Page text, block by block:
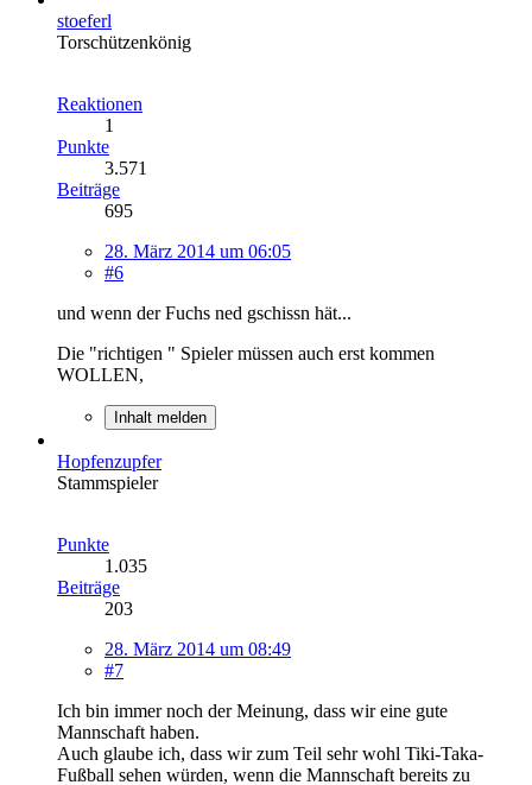
stoeferl
Torschützenkönig
Reaktionen
1
Punkte
3.571
Beiträge
695
28. März 2014 um 06:05
#6
und wenn der Fuchs ned gschissn hät...
Die "richtigen " Spieler müssen auch erst kommen
WOLLEN,
Inhalt melden
Hopfenzupfer
Stammspieler
Punkte
1.035
Beiträge
203
28. März 2014 um 08:49
#7
Ich bin immer noch der Meinung, dass wir eine gute
Mannschaft haben.
Auch glaube ich, dass wir zum Teil sehr wohl Tiki-Taka-
Fußball sehen würden, wenn die Mannschaft bereits zu